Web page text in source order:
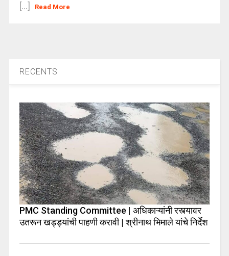
[...]
Read More
RECENTS
PMC Standing Committee | अधिकाऱ्यांनी रस्त्यावर
उतरून खड्ड्यांची पाहणी करावी | श्रीनाथ भिमाले यांचे निर्देश